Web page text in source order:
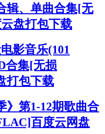
辑、单曲合集[无
盘打包下载
影音乐(101
合集[无损
打包下载
》第1-12期歌曲合
百度云网盘